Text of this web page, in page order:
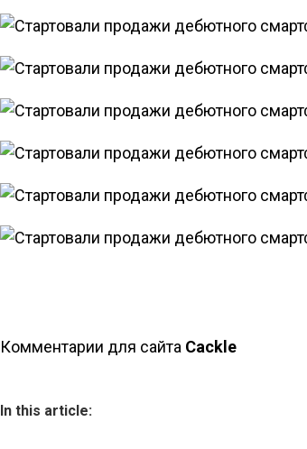
Комментарии для сайта Cackl e
In this article: